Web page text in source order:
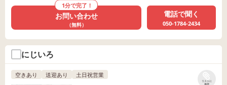
1分で完了！
お問い合わせ
（無料）
電話で聞く
050-1784-2434
にじいろ
リストに
保存
空きあり 送迎あり 土日祝営業